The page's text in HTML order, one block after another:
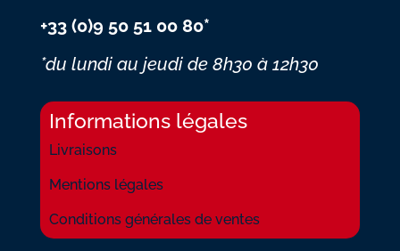
+33 (0)9 50 51 00 80*
*du lundi au jeudi de 8h30 à 12h30
Informations légales
Livraisons
Mentions légales
Conditions générales de ventes